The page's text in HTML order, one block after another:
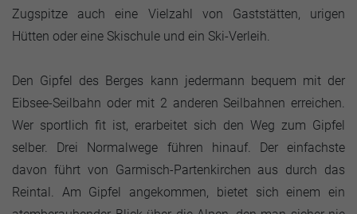
Zugspitze auch eine Vielzahl von Gaststätten, urigen
Hütten oder eine Skischule und ein Ski-Verleih.
Den Gipfel des Berges kann jedermann bequem mit der
Eibsee-Seilbahn oder mit 2 anderen Seilbahnen erreichen.
Wer sportlich fit ist, erarbeitet sich den Weg zum Gipfel
selber. Drei Normalwege führen hinauf. Der einfachste
davon führt von Garmisch-Partenkirchen aus durch das
Reintal. Am Gipfel angekommen, bietet sich einem ein